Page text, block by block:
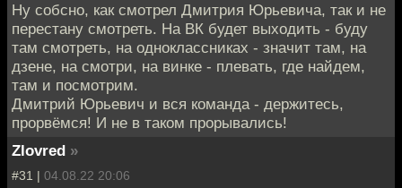
Ну собсно, как смотрел Дмитрия Юрьевича, так и не
перестану смотреть. На ВК будет выходить - буду
там смотреть, на одноклассниках - значит там, на
дзене, на смотри, на винке - плевать, где найдем,
там и посмотрим.
Дмитрий Юрьевич и вся команда - держитесь,
прорвёмся! И не в таком прорывались!
Zlovred »
#31 | 04.08.22 20:06